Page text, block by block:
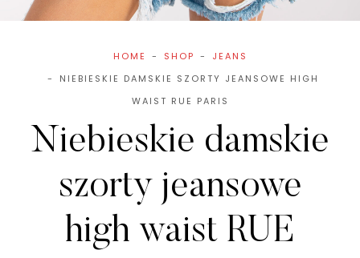
HOME SHOP
JEANS
NIEBIESKIE DAMSKIE SZORTY JEANSOWE HIGH
WAIST RUE PARIS
Niebieskie damskie
szorty jeansowe
high waist RUE